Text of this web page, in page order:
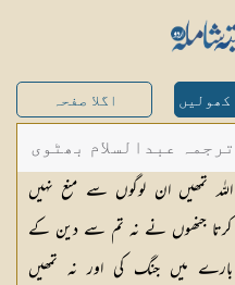
کھولیں اگلا صفحہ
ترجمہ عبدالسلام بھٹوی
- عبدالسلام بن محمد
اللہ تمھیں ان لوگوں سے منع نہیں
کرتا جنھوں نے نہ تم سے دین کے
بارے میں جنگ کی اور نہ تمھیں